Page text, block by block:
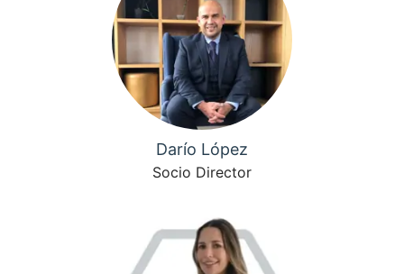
Darío López
Socio Director